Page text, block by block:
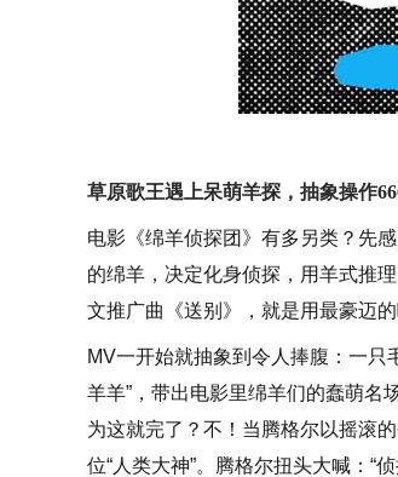
草原歌王遇上呆萌羊探，抽象操作
电影《绵羊侦探团》有多另类？先
的绵羊，决定化身侦探，用羊式推
文推广曲《送别》，就是用最豪迈的
MV一开始就抽象到令人捧腹：一只
羊羊”，带出电影里绵羊们的蠢萌
为这就完了？不！当腾格尔以摇滚
位“人类大神”。腾格尔扭头大喊：“